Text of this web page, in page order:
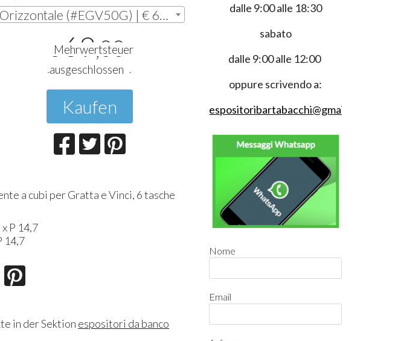
Orizzontale (#EGV50G) | € 69,00
€69,00
Mehrwertsteuer
ausgeschlossen
Kaufen
a cubi per Gratta e Vinci, 6 tasche
x P 14,7
14,7
in der Sektion espositori da banco
dalle 9:00 alle 18:30
sabato
dalle 9:00 alle 12:00
oppure scrivendo a:
espositoribartabacchi@gmail.com
Nome
Email